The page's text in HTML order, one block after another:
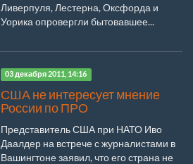
Ливерпуля, Лестерна, Оксфорда и
Уорика опровергли бытовавшее...
03 декабря 2011, 14:16
США не интересует мнение
России по ПРО
Представитель США при НАТО Иво
Даалдер на встрече с журналистами в
Вашингтоне заявил, что его страна не